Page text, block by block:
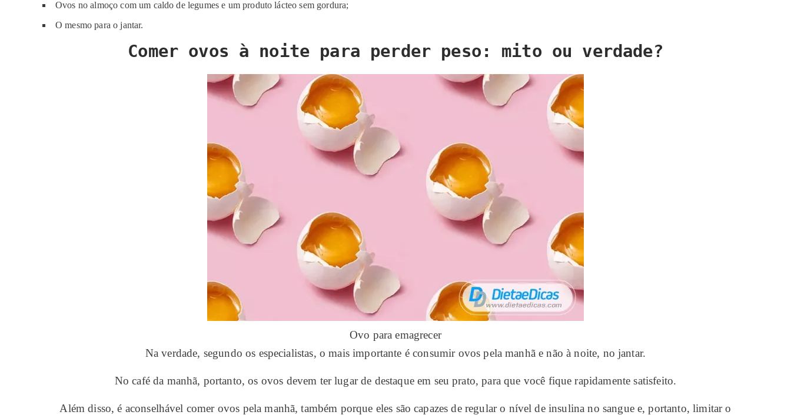
Ovos no almoço com um caldo de legumes e um produto lácteo sem gordura;
O mesmo para o jantar.
Comer ovos à noite para perder peso: mito ou verdade?
Ovo para emagrecer
Na verdade, segundo os especialistas, o mais importante é consumir ovos pela manhã e não à noite, no jantar.
No café da manhã, portanto, os ovos devem ter lugar de destaque em seu prato, para que você fique rapidamente satisfeito.
Além disso, é aconselhável comer ovos pela manhã, também porque eles são capazes de regular o nível de insulina no sangue e, portanto, limitar o